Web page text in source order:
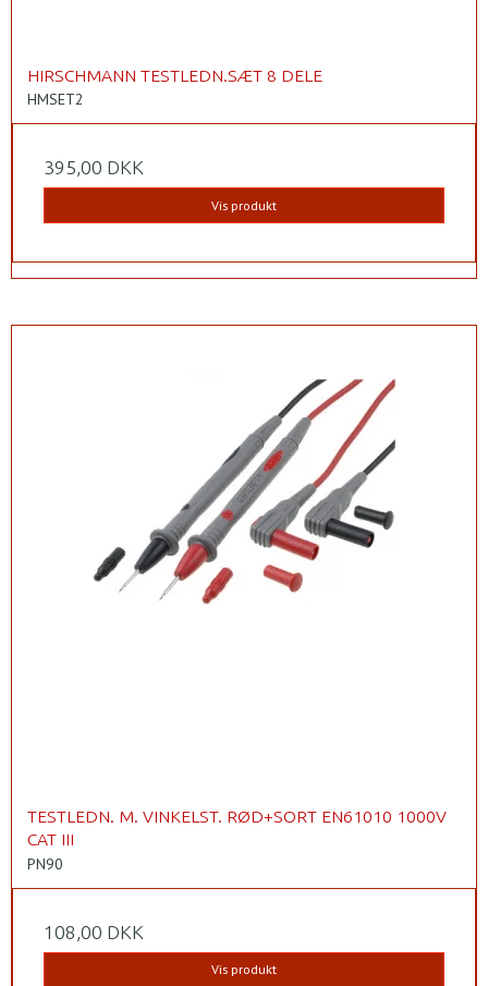
HIRSCHMANN TESTLEDN.SÆT 8 DELE
HMSET2
395,00 DKK
Vis produkt
TESTLEDN. M. VINKELST. RØD+SORT EN61010 1000V
CAT III
PN90
108,00 DKK
Vis produkt